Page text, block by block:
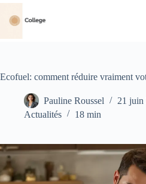
Passer
contenu
Ecofuel: comment réduire vraiment
Pauline Roussel
21 juin
Actualités
18 min